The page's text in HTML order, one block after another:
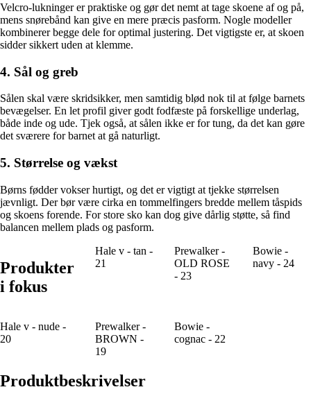
Velcro-lukninger er praktiske og gør det nemt at tage skoene af og på,
mens snørebånd kan give en mere præcis pasform. Nogle modeller
kombinerer begge dele for optimal justering. Det vigtigste er, at skoen
sidder sikkert uden at klemme.
4. Sål og greb
Sålen skal være skridsikker, men samtidig blød nok til at følge barnets
bevægelser. En let profil giver godt fodfæste på forskellige underlag,
både inde og ude. Tjek også, at sålen ikke er for tung, da det kan gøre
det sværere for barnet at gå naturligt.
5. Størrelse og vækst
Børns fødder vokser hurtigt, og det er vigtigt at tjekke størrelsen
jævnligt. Der bør være cirka en tommelfingers bredde mellem tåspids
og skoens forende. For store sko kan dog give dårlig støtte, så find
balancen mellem plads og pasform.
Produkter
i fokus
Hale v - tan -
21
Prewalker -
OLD ROSE
- 23
Bowie -
navy - 24
Hale v - nude -
20
Prewalker -
BROWN -
19
Bowie -
cognac - 22
Produktbeskrivelser